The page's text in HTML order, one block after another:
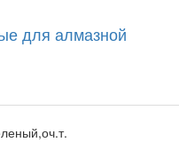
для алмазной